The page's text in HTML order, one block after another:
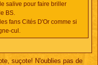
salive pour faire briller
BS.
fans Cités D'Or comme si
cul.
suçote! N'oublies pas de